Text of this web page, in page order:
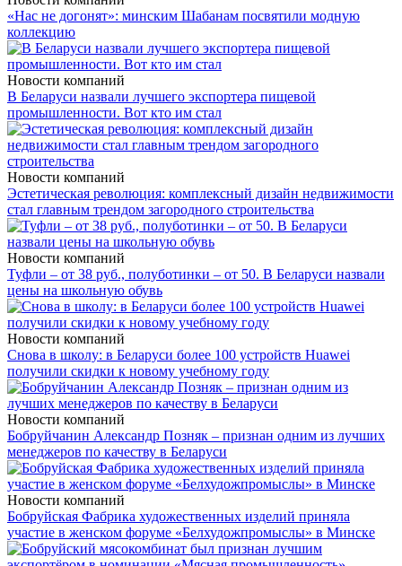
«Нас не догонят»: минским Шабанам посвятили модную
коллекцию
Новости компаний
В Беларуси назвали лучшего экспортера пищевой
промышленности. Вот кто им стал
Новости компаний
Эстетическая революция: комплексный дизайн недвижимости
стал главным трендом загородного строительства
Новости компаний
Туфли – от 38 руб., полуботинки – от 50. В Беларуси назвали
цены на школьную обувь
Новости компаний
Снова в школу: в Беларуси более 100 устройств Huawei
получили скидки к новому учебному году
Новости компаний
Бобруйчанин Александр Позняк – признан одним из лучших
менеджеров по качеству в Беларуси
Новости компаний
Бобруйская Фабрика художественных изделий приняла
участие в женском форуме «Белхудожпромыслы» в Минске